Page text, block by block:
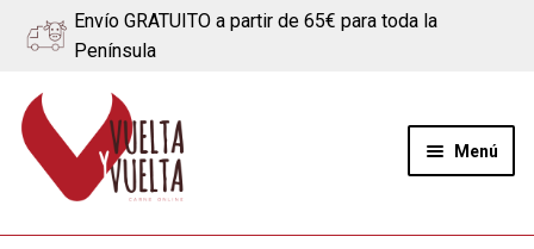
Envío GRATUITO a partir de 65€ para toda la
Península
Ir
a
navegación
Ir
al
contenido
Menú
Quiénes somos